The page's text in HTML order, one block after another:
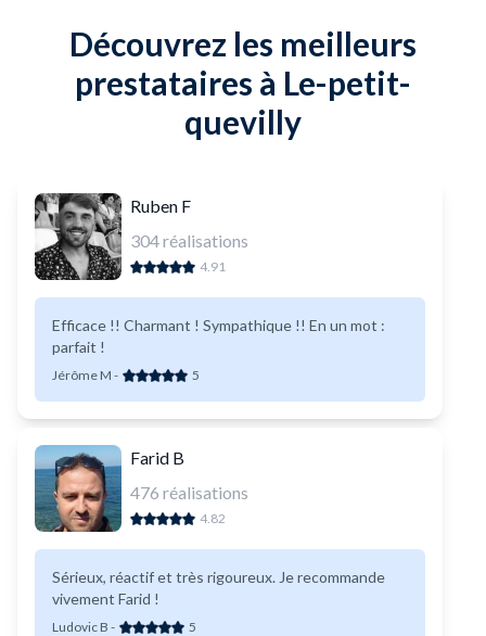
Découvrez les meilleurs
prestataires à Le-petit-
quevilly
Ruben F
304réalisations
4.91
Efficace !! Charmant ! Sympathique !! En un mot :
parfait !
Jérôme M - 5
Farid B
476 réalisations
4.82
Sérieux, réactif et très rigoureux. Je recommande
vivement Farid !
Ludovic B - 5